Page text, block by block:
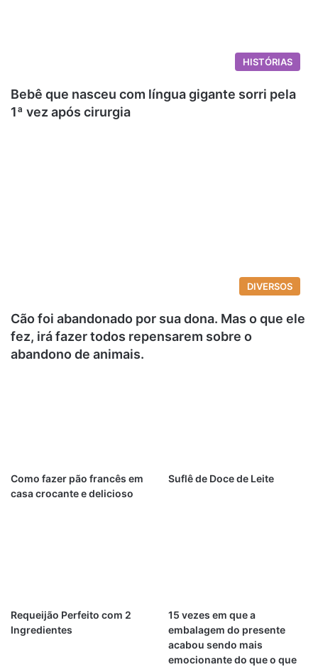
HISTÓRIAS
Bebê que nasceu com língua gigante sorri pela
1ª vez após cirurgia
DIVERSOS
Cão foi abandonado por sua dona. Mas o que ele
fez, irá fazer todos repensarem sobre o
abandono de animais.
Como fazer pão francês em
casa crocante e delicioso
Suflê de Doce de Leite
Requeijão Perfeito com 2
Ingredientes
15 vezes em que a
embalagem do presente
acabou sendo mais
emocionante do que o que